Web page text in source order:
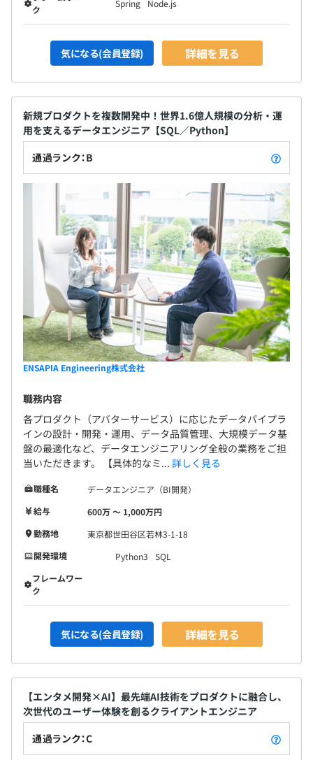
ク
Spring Node.js
気になる(会員登録) 詳細を見る
新規プロダクトを複数開発中！世界1.6億人規模の分析・運
用を支えるデータエンジニア【SQL／Python】
通過ランク：B
ENSAPIA Engineering株式会社
職務内容
各プロダクト（アバターサービス）に応じたデータパイプラ
インの設計・開発・運用、データ品質管理、大規模データ基
盤の最適化など、データエンジニアリング全般の業務をご担
当いただきます。 【具体的なミ... 詳しく見る
職種名
データエンジニア（BI開発）
給与
600万 〜 1,000万円
勤務地
東京都世田谷区若林3-1-18
開発環境
Python3
SQL
フレームワー
ク
気になる(会員登録) 詳細を見る
【エンタメ開発×AI】最先端AI技術をプロダクトに融合し、
次世代のユーザー体験を創るクライアントエンジニア
通過ランク：C